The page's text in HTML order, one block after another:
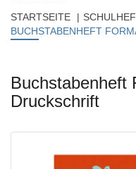
STARTSEITE
BUCHSTABENHEFT
Buchstabenheft
Druckschrift